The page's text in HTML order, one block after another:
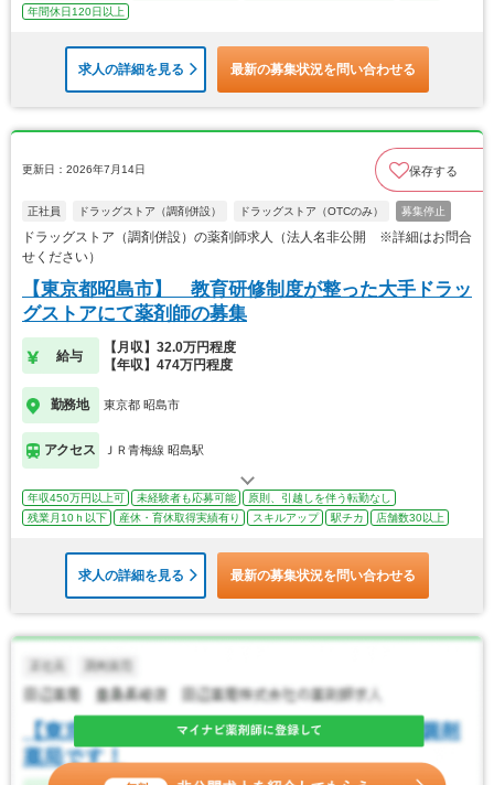
年間休日120日以上
求人の詳細を見る 最新の募集状況を問い合わせる
更新日：2026年7月14日 保存する
正社員 ドラッグストア（調剤併設） ドラッグストア（OTCのみ） 募集停止
ドラッグストア（調剤併設）の薬剤師求人（法人名非公開 ※詳細はお問合
せください）
【東京都昭島市】 教育研修制度が整った大手ドラッ
グストアにて薬剤師の募集
給与
【月収】32.0万円程度
【年収】474万円程度
勤務地 東京都 昭島市
アクセス ＪＲ青梅線 昭島駅
年収450万円以上可 未経験者も応募可能
原則、引越しを伴う転勤なし
残業月10ｈ以下
産休・育休取得実績有り スキルアップ 駅チカ 店舗数30以上
求人の詳細を見る 最新の募集状況を問い合わせる